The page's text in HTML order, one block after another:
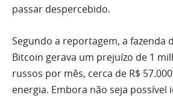
passar despercebido.
Segundo a reportagem, a fazenda
Bitcoin gerava um prejuízo de 1
russos por mês, cerca de R$
energia. Embora não seja possível